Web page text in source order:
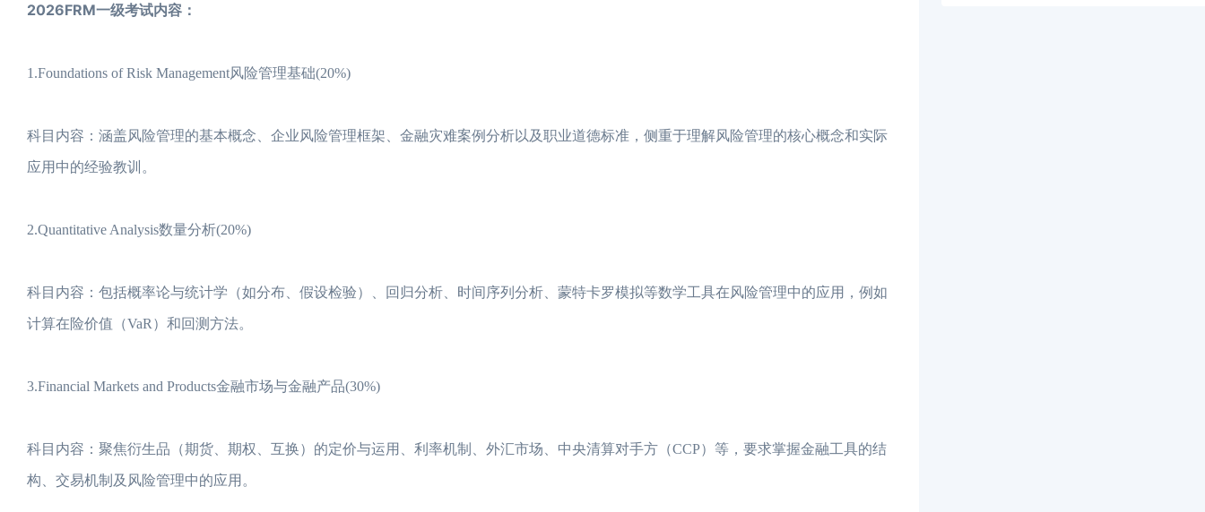
2026FRM一级考试内容：
1.Foundations of Risk Management风险管理基础(20%)
科目内容：涵盖风险管理的基本概念、企业风险管理框架、金融灾难案例分析以及职业道德标准，侧重于理解风险管理的核心概念和实际
应用中的经验教训。
2.Quantitative Analysis数量分析(20%)
科目内容：包括概率论与统计学（如分布、假设检验）、回归分析、时间序列分析、蒙特卡罗模拟等数学工具在风险管理中的应用，例如
计算在险价值（VaR）和回测方法。
3.Financial Markets and Products金融市场与金融产品(30%)
科目内容：聚焦衍生品（期货、期权、互换）的定价与运用、利率机制、外汇市场、中央清算对手方（CCP）等，要求掌握金融工具的结
构、交易机制及风险管理中的应用。